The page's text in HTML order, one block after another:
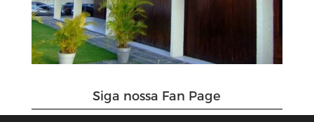
Siga nossa Fan Page